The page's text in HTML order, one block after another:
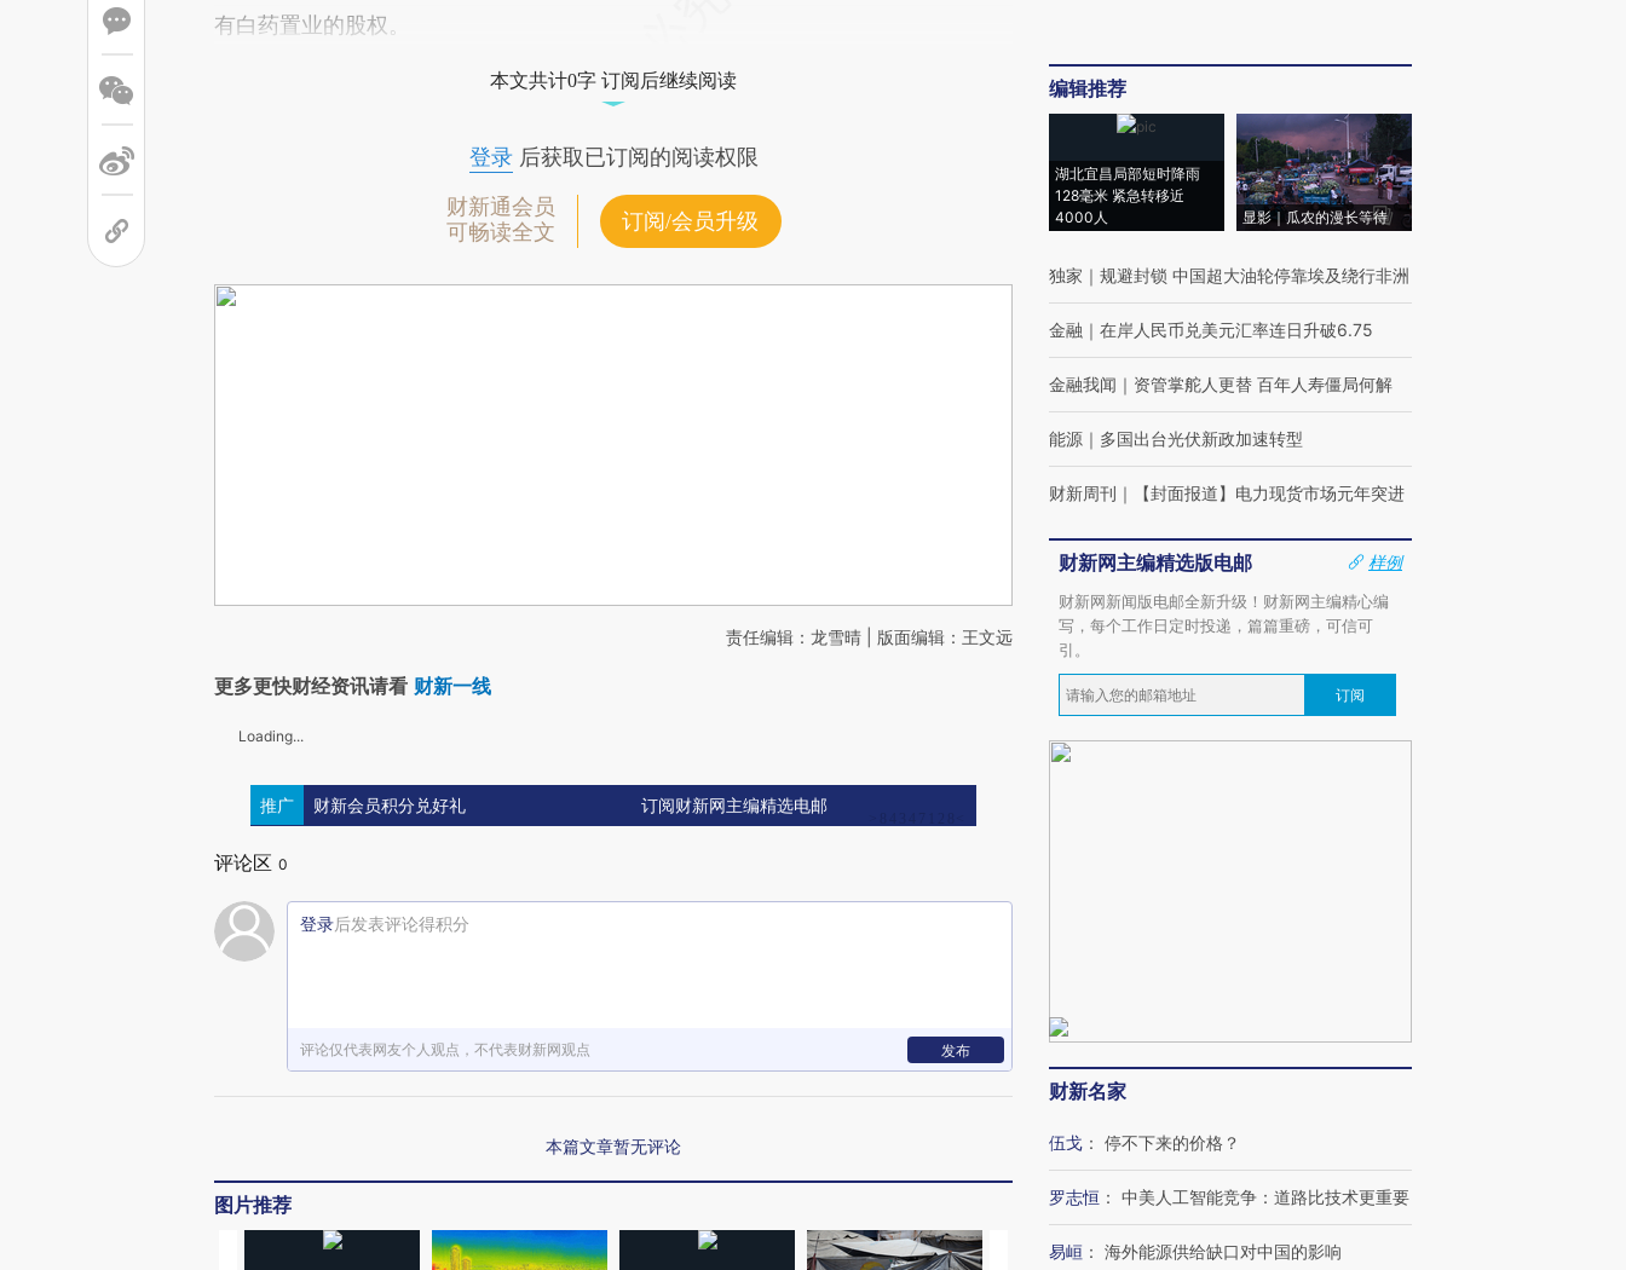
有白药置业的股权。
本文共计0字 订阅后继续阅读
登录后获取已订阅的阅读权限
财新通会员
可畅读全文
订阅/会员升级
责任编辑：龙雪晴 | 版面编辑：王文远
更多更快财经资讯请看 财新一线
Loading...
推广 财新会员积分兑好礼 订阅财新网主编精选电邮
评论区 0
登录后发表评论得积分
评论仅代表网友个人观点，不代表财新网观点 发布
本篇文章暂无评论
图片推荐
编辑推荐
湖北宜昌局部短时降雨
128毫米 紧急转移近
4000人
显影｜瓜农的漫长等待
独家 ｜ 规避封锁 中国超大油轮停靠埃及绕行非洲
金融 ｜ 在岸人民币兑美元汇率连日升破6.75
金融我闻 ｜ 资管掌舵人更替 百年人寿僵局何解
能源 ｜ 多国出台光伏新政加速转型
财新周刊 ｜ 【封面报道】电力现货市场元年突进
财新网主编精选版电邮
样例
财新网新闻版电邮全新升级！财新网主编精心编
写，每个工作日定时投递，篇篇重磅，可信可
引。
订阅
财新名家
伍戈 ： 停不下来的价格？
罗志恒 ： 中美人工智能竞争：道路比技术更重要
易峘 ： 海外能源供给缺口对中国的影响